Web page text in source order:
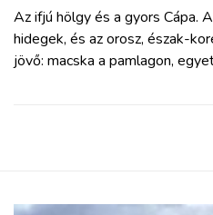
BLOG
ARCHÍVUM
Az ifjú hölgy és a gyors Cápa.
hidegek, és az orosz, észak-
jövő: macska a pamlagon,